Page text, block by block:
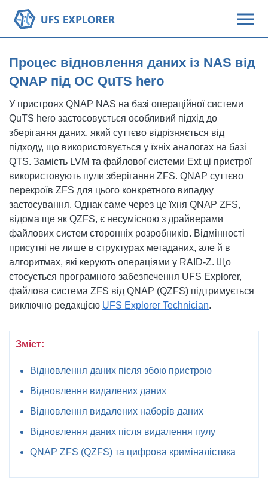
Процес відновлення даних із NAS від
QNAP під ОС QuTS hero
У пристроях QNAP NAS на базі операційної системи
QuTS hero застосовується особливий підхід до
зберігання даних, який суттєво відрізняється від
підходу, що використовується у їхніх аналогах на базі
QTS. Замість LVM та файлової системи Ext ці пристрої
використовують пули зберігання ZFS. QNAP суттєво
перекроїв ZFS для цього конкретного випадку
застосування. Однак саме через це їхня QNAP ZFS,
відома ще як QZFS, є несумісною з драйверами
файлових систем сторонніх розробників. Відмінності
присутні не лише в структурах метаданих, але й в
алгоритмах, які керують операціями у RAID-Z. Що
стосується програмного забезпечення UFS Explorer,
файлова система ZFS від QNAP (QZFS) підтримується
виключно редакцією UFS Explorer Technician.
Зміст:
Відновлення даних після збою пристрою
Відновлення видалених даних
Відновлення видалених наборів даних
Відновлення даних після видалення пулу
QNAP ZFS (QZFS) та цифрова криміналістика